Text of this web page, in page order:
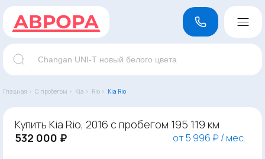
Главная › С пробегом › Kia › Rio › Kia Rio
Купить Kia Rio, 2016 с пробегом 195 119 км
532 000 ₽
от 5 996 ₽ / мес.